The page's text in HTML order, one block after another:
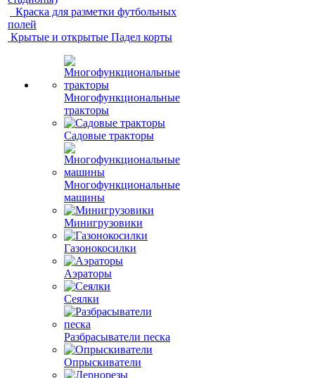
Краска для разметки футбольных
полей
Крытые и открытые Падел корты
Многофункциональные
тракторы
Садовые тракторы
Многофункциональные
машины
Минигрузовики
Газонокосилки
Аэраторы
Сеялки
Разбрасыватели песка
Опрыскиватели